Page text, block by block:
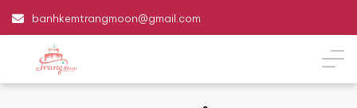
banhkemtrangmoon@gmail.com